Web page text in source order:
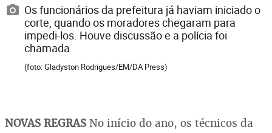
Os funcionários da prefeitura já haviam iniciado o
corte, quando os moradores chegaram para
impedi-los. Houve discussão e a polícia foi
chamada
(foto: Gladyston Rodrigues/EM/DA Press)
NOVAS REGRAS No início do ano, os técnicos da